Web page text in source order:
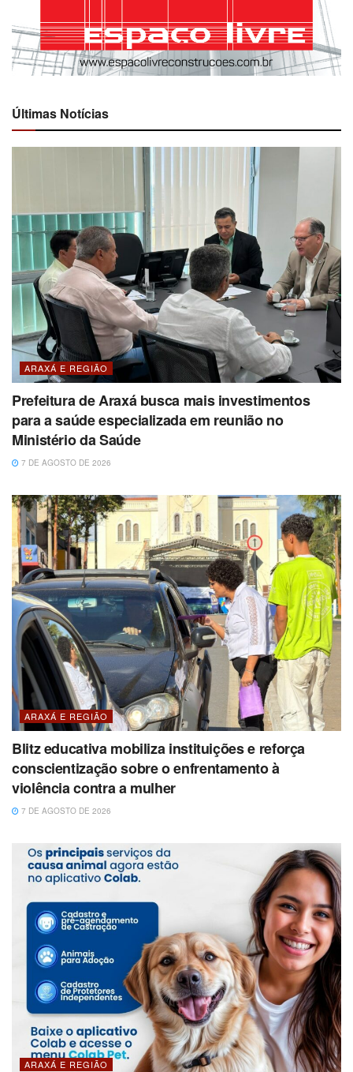
Últimas Notícias
ARAXÁ E REGIÃO
Prefeitura de Araxá busca mais investimentos
para a saúde especializada em reunião no
Ministério da Saúde
7 DE AGOSTO DE 2026
ARAXÁ E REGIÃO
Blitz educativa mobiliza instituições e reforça
conscientização sobre o enfrentamento à
violência contra a mulher
7 DE AGOSTO DE 2026
ARAXÁ E REGIÃO